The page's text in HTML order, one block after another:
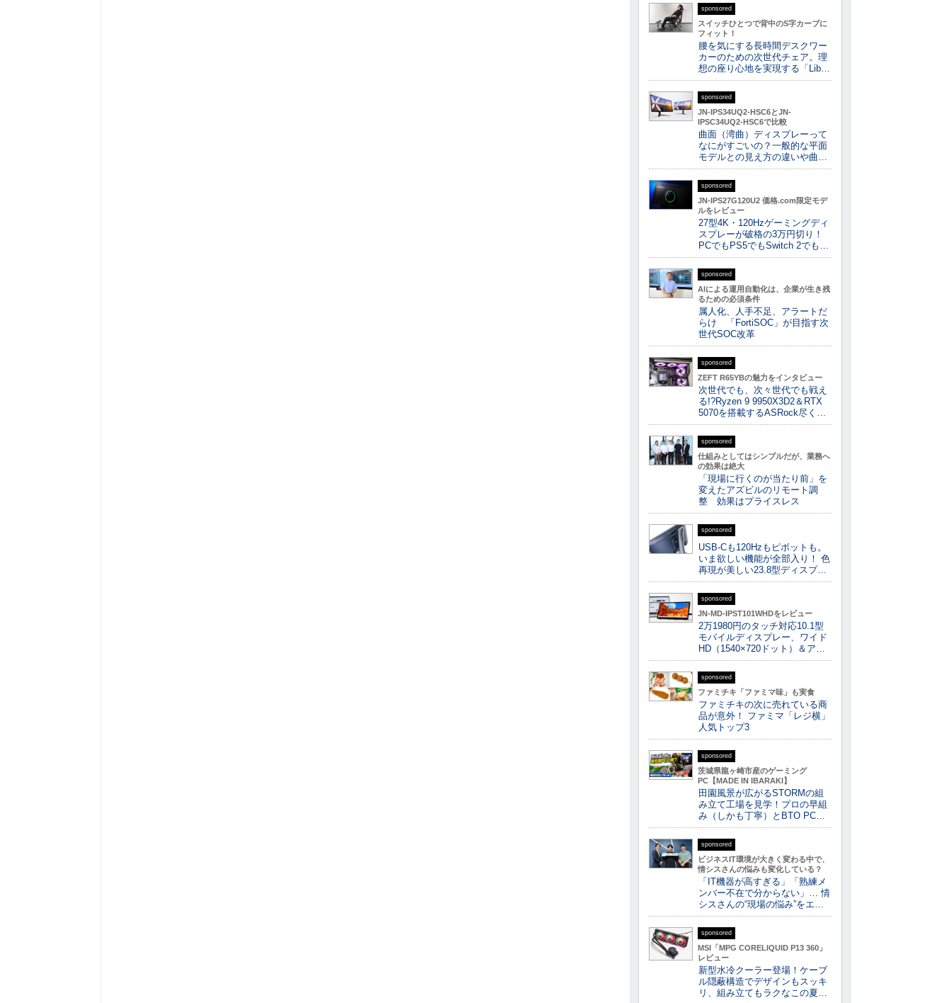
sponsored
スイッチひとつで背中のS字カーブに
フィット！
腰を気にする長時間デスクワー
カーのための次世代チェア。理
想の座り心地を実現する「Lib…
sponsored
JN-IPS34UQ2-HSC6とJN-
IPSC34UQ2-HSC6で比較
曲面（湾曲）ディスプレーって
なにがすごいの？一般的な平面
モデルとの見え方の違いや曲…
sponsored
JN-IPS27G120U2 価格.com限定モデ
ルをレビュー
27型4K・120Hzゲーミングディ
スプレーが破格の3万円切り！
PCでもPS5でもSwitch 2でも…
sponsored
AIによる運用自動化は、企業が生き残
るための必須条件
属人化、人手不足、アラートだ
らけ 「FortiSOC」が目指す次
世代SOC改革
sponsored
ZEFT R65YBの魅力をインタビュー
次世代でも、次々世代でも戦え
る!?Ryzen 9 9950X3D2＆RTX
5070を搭載するASRock尽く…
sponsored
仕組みとしてはシンプルだが、業務へ
の効果は絶大
「現場に行くのが当たり前」を
変えたアズビルのリモート調
整 効果はプライスレス
sponsored
USB-Cも120Hzもピボットも。
いま欲しい機能が全部入り！ 色
再現が美しい23.8型ディスプ…
sponsored
JN-MD-IPST101WHDをレビュー
2万1980円のタッチ対応10.1型
モバイルディスプレー、ワイド
HD（1540×720ドット）＆ア…
sponsored
ファミチキ「ファミマ味」も実食
ファミチキの次に売れている商
品が意外！ ファミマ「レジ横」
人気トップ3
sponsored
茨城県龍ヶ崎市産のゲーミング
PC【MADE IN IBARAKI】
田園風景が広がるSTORMの組
み立て工場を見学！プロの早組
み（しかも丁寧）とBTO PC…
sponsored
ビジネスIT環境が大きく変わる中で、
情シスさんの悩みも変化している？
「IT機器が高すぎる」「熟練メ
ンバー不在で分からない」… 情
シスさんの“現場の悩み”をエ…
sponsored
MSI「MPG CORELIQUID P13 360」
レビュー
新型水冷クーラー登場！ケーブ
ル隠蔽構造でデザインもスッキ
リ、組み立てもラクなこの夏…